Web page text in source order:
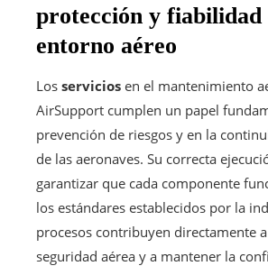
protección y fiabilidad
entorno aéreo
Los servicios en el mantenimiento
AirSupport cumplen un papel
prevención de riesgos y en la
de las aeronaves. Su correcta
garantizar que cada componente
los estándares establecidos por la
procesos contribuyen directamente
seguridad aérea y a mantener la